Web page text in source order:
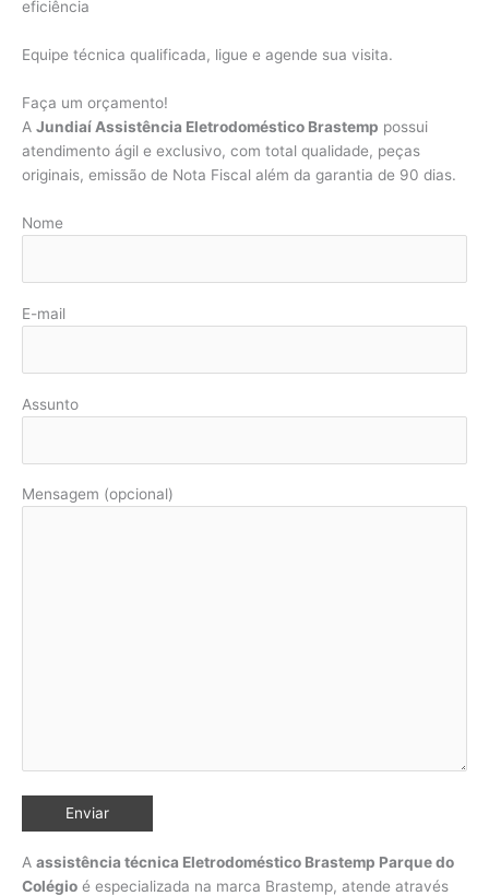
eficiência
Equipe técnica qualificada, ligue e agende sua visita.
Faça um orçamento!
A Jundiaí Assistência Eletrodoméstico Brastemp possui
atendimento ágil e exclusivo, com total qualidade, peças
originais, emissão de Nota Fiscal além da garantia de 90 dias.
Nome
E-mail
Assunto
Mensagem (opcional)
A assistência técnica Eletrodoméstico Brastemp Parque do
Colégio é especializada na marca Brastemp, atende através